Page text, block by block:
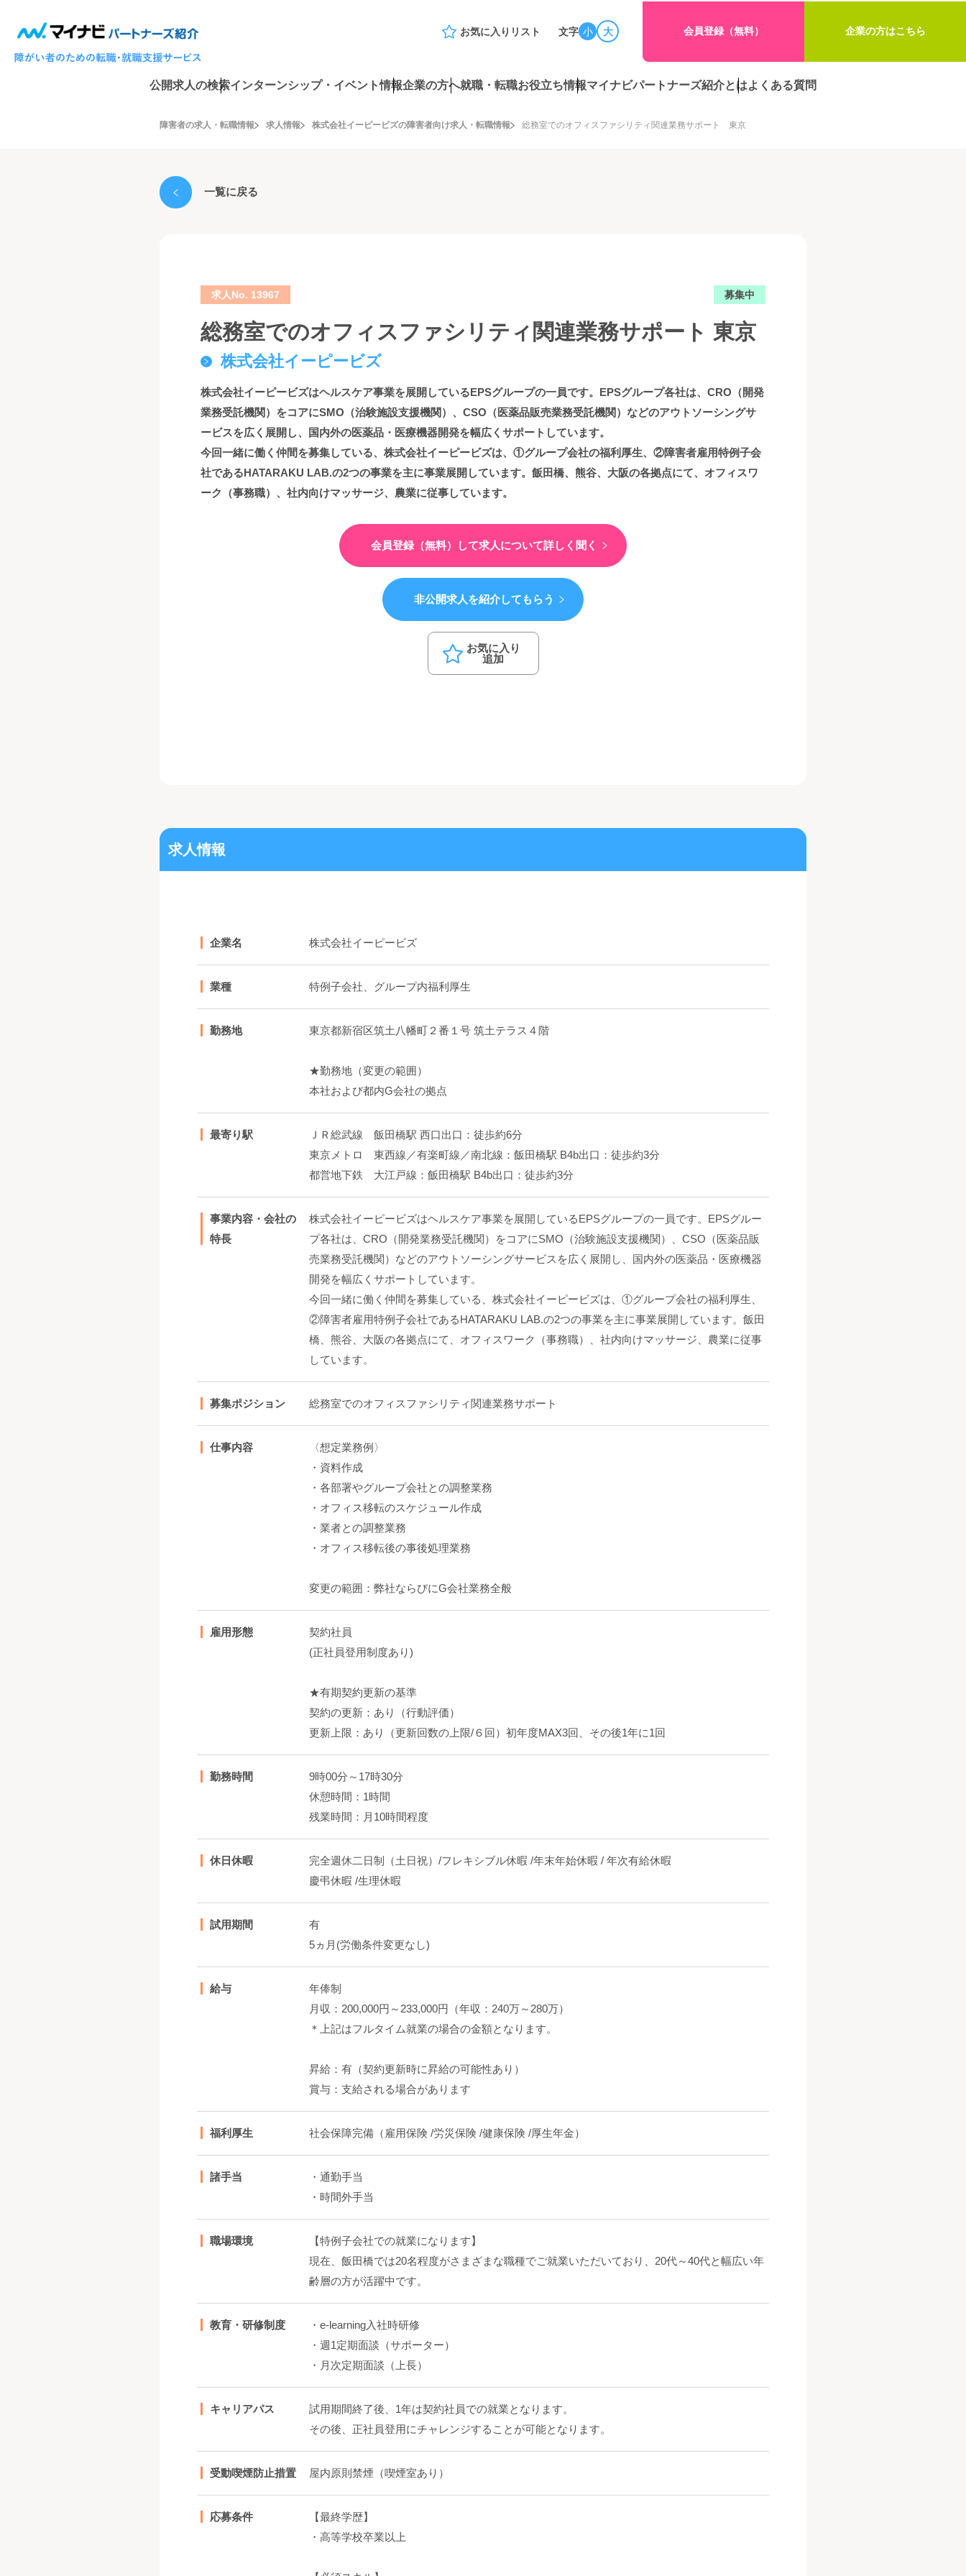
お気に入りリスト 文字 小 大 会員登録（無料） 企業の方はこちら
公開求人の検索インターンシップ・イベント情報企業の方へ就職・転職お役立ち情報マイナビパートナーズ紹介とはよくある質問
障害者の求人・転職情報 求人情報 株式会社イーピービズの障害者向け求人・転職情報 総務室でのオフィスファシリティ関連業務サポート 東京
一覧に戻る
求人No. 13967 募集中
総務室でのオフィスファシリティ関連業務サポート 東京
株式会社イーピービズ
株式会社イーピービズはヘルスケア事業を展開しているEPSグループの一員です。EPSグループ各社は、CRO（開発
業務受託機関）をコアにSMO（治験施設支援機関）、CSO（医薬品販売業務受託機関）などのアウトソーシングサ
ービスを広く展開し、国内外の医薬品・医療機器開発を幅広くサポートしています。
今回一緒に働く仲間を募集している、株式会社イーピービズは、①グループ会社の福利厚生、②障害者雇用特例子会
社であるHATARAKU LAB.の2つの事業を主に事業展開しています。飯田橋、熊谷、大阪の各拠点にて、オフィスワ
ーク（事務職）、社内向けマッサージ、農業に従事しています。
会員登録（無料）して求人について詳しく聞く
非公開求人を紹介してもらう
お気に入り
追加
求人情報
企業名 株式会社イーピービズ
業種 特例子会社、グループ内福利厚生
勤務地 東京都新宿区筑土八幡町２番１号 筑土テラス４階
★勤務地（変更の範囲）
本社および都内G会社の拠点
最寄り駅
ＪＲ総武線 飯田橋駅 西口出口：徒歩約6分
東京メトロ 東西線／有楽町線／南北線：飯田橋駅 B4b出口：徒歩約3分
都営地下鉄 大江戸線：飯田橋駅 B4b出口：徒歩約3分
事業内容・会社の
特長
株式会社イーピービズはヘルスケア事業を展開しているEPSグループの一員です。EPSグルー
プ各社は、CRO（開発業務受託機関）をコアにSMO（治験施設支援機関）、CSO（医薬品販
売業務受託機関）などのアウトソーシングサービスを広く展開し、国内外の医薬品・医療機器
開発を幅広くサポートしています。
今回一緒に働く仲間を募集している、株式会社イーピービズは、①グループ会社の福利厚生、
②障害者雇用特例子会社であるHATARAKU LAB.の2つの事業を主に事業展開しています。飯田
橋、熊谷、大阪の各拠点にて、オフィスワーク（事務職）、社内向けマッサージ、農業に従事
しています。
募集ポジション 総務室でのオフィスファシリティ関連業務サポート
仕事内容
〈想定業務例〉
・資料作成
・各部署やグループ会社との調整業務
・オフィス移転のスケジュール作成
・業者との調整業務
・オフィス移転後の事後処理業務
変更の範囲：弊社ならびにG会社業務全般
雇用形態
契約社員
(正社員登用制度あり)
★有期契約更新の基準
契約の更新：あり（行動評価）
更新上限：あり（更新回数の上限/６回）初年度MAX3回、その後1年に1回
勤務時間
9時00分～17時30分
休憩時間：1時間
残業時間：月10時間程度
休日休暇
完全週休二日制（土日祝）/フレキシブル休暇 /年末年始休暇 / 年次有給休暇
慶弔休暇 /生理休暇
試用期間
有
5ヵ月(労働条件変更なし)
給与
年俸制
月収：200,000円～233,000円（年収：240万～280万）
＊上記はフルタイム就業の場合の金額となります。
昇給：有（契約更新時に昇給の可能性あり）
賞与：支給される場合があります
福利厚生 社会保障完備（雇用保険 /労災保険 /健康保険 /厚生年金）
諸手当
・通勤手当
・時間外手当
職場環境
【特例子会社での就業になります】
現在、飯田橋では20名程度がさまざまな職種でご就業いただいており、20代～40代と幅広い年
齢層の方が活躍中です。
教育・研修制度
・e-learning入社時研修
・週1定期面談（サポーター）
・月次定期面談（上長）
キャリアパス
試用期間終了後、1年は契約社員での就業となります。
その後、正社員登用にチャレンジすることが可能となります。
受動喫煙防止措置 屋内原則禁煙（喫煙室あり）
応募条件
【最終学歴】
・高等学校卒業以上